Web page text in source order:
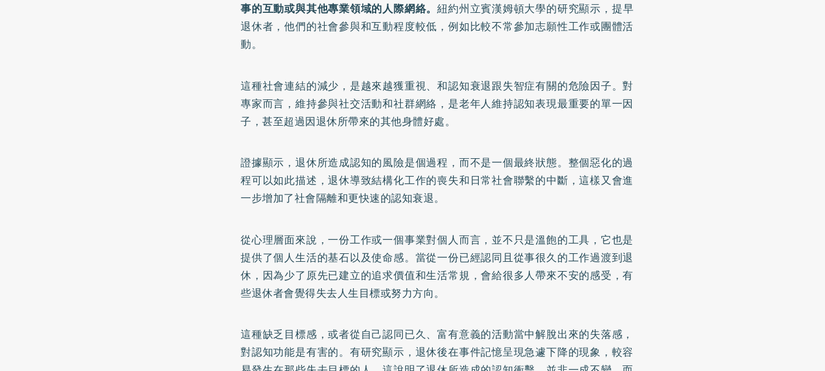
事的互動或與其他專業領域的人際網絡。紐約州立賓漢姆頓大學的研究顯示，提早
退休者，他們的社會參與和互動程度較低，例如比較不常參加志願性工作或團體活
動。
這種社會連結的減少，是越來越獲重視、和認知衰退跟失智症有關的危險因子。對
專家而言，維持參與社交活動和社群網絡，是老年人維持認知表現最重要的單一因
子，甚至超過因退休所帶來的其他身體好處。
證據顯示，退休所造成認知的風險是個過程，而不是一個最終狀態。整個惡化的過
程可以如此描述，退休導致結構化工作的喪失和日常社會聯繫的中斷，這樣又會進
一步增加了社會隔離和更快速的認知衰退。
從心理層面來說，一份工作或一個事業對個人而言，並不只是溫飽的工具，它也是
提供了個人生活的基石以及使命感。當從一份已經認同且從事很久的工作過渡到退
休，因為少了原先已建立的追求價值和生活常規，會給很多人帶來不安的感受，有
些退休者會覺得失去人生目標或努力方向。
這種缺乏目標感，或者從自己認同已久、富有意義的活動當中解脫出來的失落感，
對認知功能是有害的。有研究顯示，退休後在事件記憶呈現急遽下降的現象，較容